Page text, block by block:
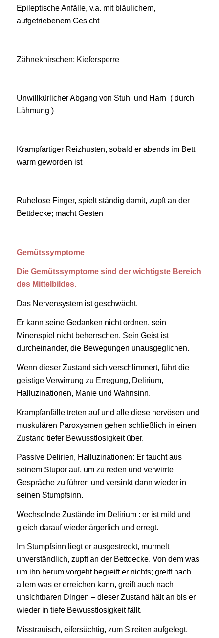
Epileptische Anfälle, v.a. mit bläulichem,
aufgetriebenem Gesicht
Zähneknirschen; Kiefersperre
Unwillkürlicher Abgang von Stuhl und Harn ( durch
Lähmung )
Krampfartiger Reizhusten, sobald er abends im Bett
warm geworden ist
Ruhelose Finger, spielt ständig damit, zupft an der
Bettdecke; macht Gesten
Gemütssymptome
Die Gemütssymptome sind der wichtigste Bereich
des Mittelbildes.
Das Nervensystem ist geschwächt.
Er kann seine Gedanken nicht ordnen, sein
Minenspiel nicht beherrschen. Sein Geist ist
durcheinander, die Bewegungen unausgeglichen.
Wenn dieser Zustand sich verschlimmert, führt die
geistige Verwirrung zu Erregung, Delirium,
Halluzinationen, Manie und Wahnsinn.
Krampfanfälle treten auf und alle diese nervösen und
muskulären Paroxysmen gehen schließlich in einen
Zustand tiefer Bewusstlosigkeit über.
Passive Delirien, Halluzinationen: Er taucht aus
seinem Stupor auf, um zu reden und verwirrte
Gespräche zu führen und versinkt dann wieder in
seinen Stumpfsinn.
Wechselnde Zustände im Delirium : er ist mild und
gleich darauf wieder ärgerlich und erregt.
Im Stumpfsinn liegt er ausgestreckt, murmelt
unverständlich, zupft an der Bettdecke. Von dem was
um ihn herum vorgeht begreift er nichts; greift nach
allem was er erreichen kann, greift auch nach
unsichtbaren Dingen – dieser Zustand hält an bis er
wieder in tiefe Bewusstlosigkeit fällt.
Misstrauisch, eifersüchtig, zum Streiten aufgelegt,